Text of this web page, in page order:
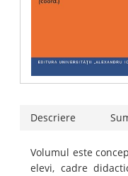
Descriere
Volumul este
elevi, cadre